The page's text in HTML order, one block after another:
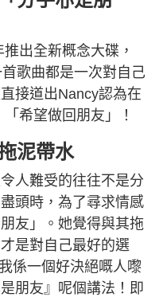
出全新概念大碟，
歌曲都是一次對自己
接道出Nancy認為在
希望做回朋友」！
泥帶水
人難受的往往不是分
頭時，為了尋求情感
友」。她覺得與其拖
是對自己最好的選
係一個好決絕嘅人嚟
朋友』呢個講法！即